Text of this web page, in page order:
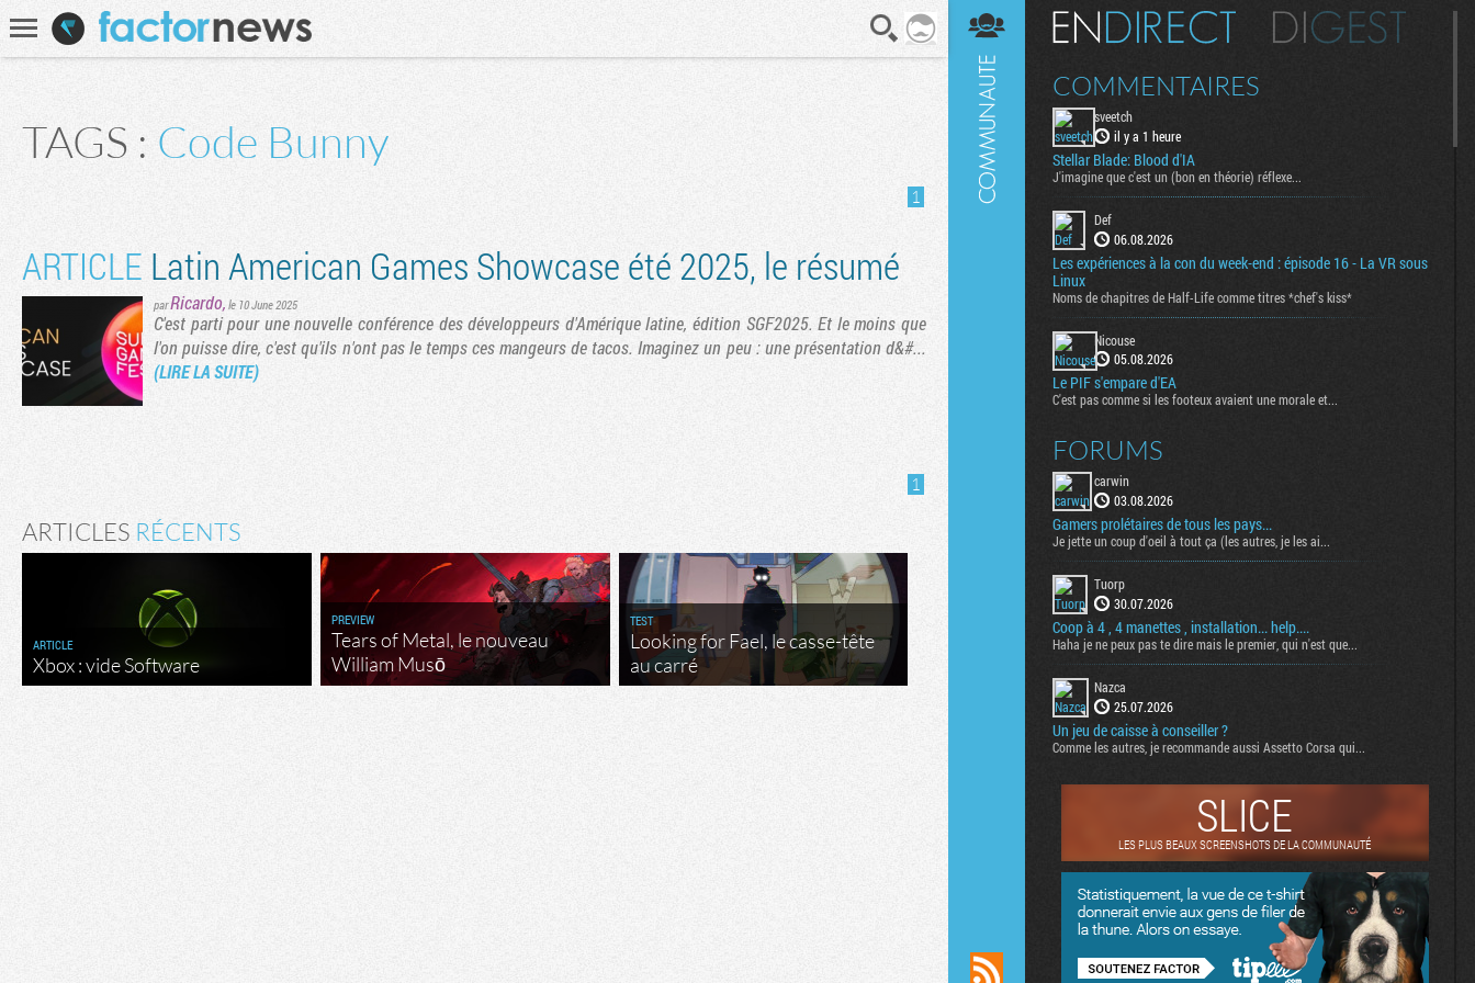
TAGS : Code Bunny
1
ARTICLE Latin American Games Showcase été 2025, le résumé
parRicardo, le 10 June 2025
C'est parti pour une nouvelle conférence des développeurs d'Amérique latine, édition SGF2025. Et le moins que
l'on puisse dire, c'est qu'ils n'ont pas le temps ces mangeurs de tacos. Imaginez un peu : une présentation d&#...
(LIRE LA SUITE)
1
ARTICLES RÉCENTS
ARTICLE
Xbox : vide Software
PREVIEW
Tears of Metal, le nouveau
William Musō
TEST
Looking for Fael, le casse-tête
au carré
Digest
COMMENTAIRES
sveetch
il y a 1 heure
Stellar Blade: Blood d'IA
J'imagine que c'est un (bon en théorie) réflexe...
Def
06.08.2026
Les expériences à la con du week-end : épisode 16 - La VR sous
Linux
Noms de chapitres de Half-Life comme titres *chef's kiss*
Nicouse
05.08.2026
Le PIF s'empare d'EA
C'est pas comme si les footeux avaient une morale et...
FORUMS
carwin
03.08.2026
Gamers prolétaires de tous les pays...
Je jette un coup d'oeil à tout ça (les autres, je les ai...
Tuorp
30.07.2026
Coop à 4 , 4 manettes , installation... help....
Haha je ne peux pas te dire mais le premier, qui n'est que...
Nazca
25.07.2026
Un jeu de caisse à conseiller ?
Comme les autres, je recommande aussi Assetto Corsa qui...
SLICE
LES PLUS BEAUX SCREENSHOTS DE LA COMMUNAUTÉ